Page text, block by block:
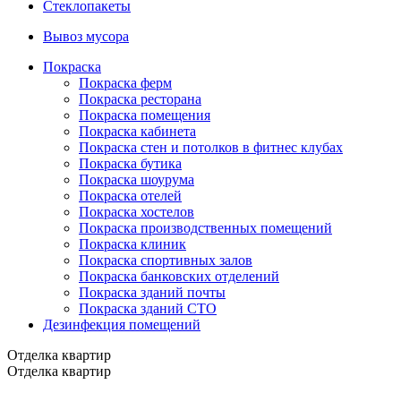
Стеклопакеты
Вывоз мусора
Покраска
Покраска ферм
Покраска ресторана
Покраска помещения
Покраска кабинета
Покраска стен и потолков в фитнес клубах
Покраска бутика
Покраска шоурума
Покраска отелей
Покраска хостелов
Покраска производственных помещений
Покраска клиник
Покраска спортивных залов
Покраска банковских отделений
Покраска зданий почты
Покраска зданий СТО
Дезинфекция помещений
Отделка квартир
Отделка квартир